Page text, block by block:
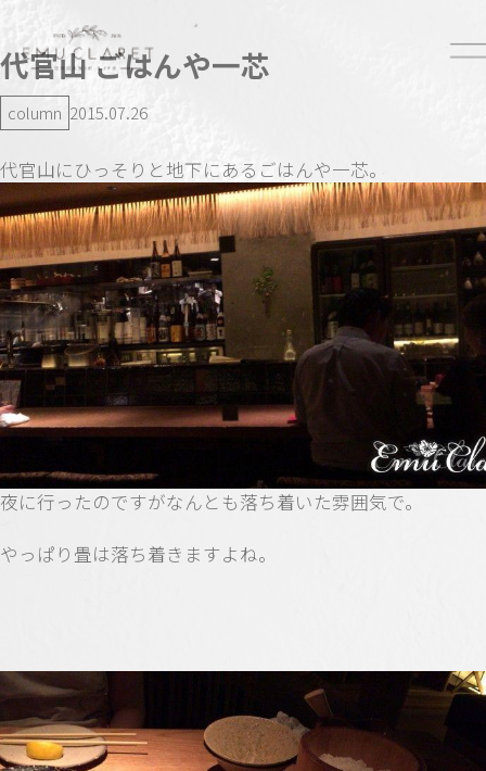
代官山 ごはんや一芯
column 2015.07.26
代官山にひっそりと地下にあるごはんや一芯。
夜に行ったのですがなんとも落ち着いた雰囲気で。
やっぱり畳は落ち着きますよね。